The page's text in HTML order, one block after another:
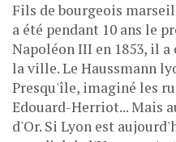
Fils de bourgeois
a été pendant 10 ans le
Napoléon III en 1853, il
la ville. Le Haussmann
Presqu'île, imaginé les
Edouard-Herriot... Mais
d'Or. Si Lyon est